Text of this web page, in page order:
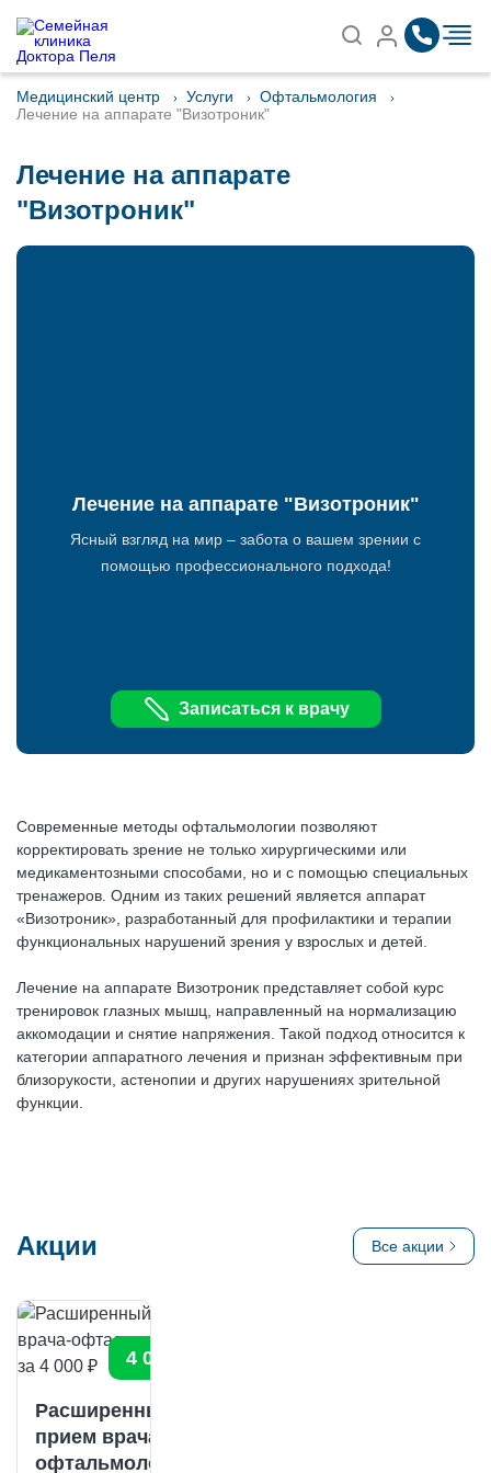
Медицинский центр Услуги
Офтальмология
Лечение на аппарате "Визотроник"
Лечение на аппарате
"Визотроник"
Лечение на аппарате "Визотроник"
Ясный взгляд на мир – забота о вашем зрении с
помощью профессионального подхода!
Записаться к врачу
Современные методы офтальмологии позволяют
корректировать зрение не только хирургическими или
медикаментозными способами, но и с помощью специальных
тренажеров. Одним из таких решений является аппарат
«Визотроник», разработанный для профилактики и терапии
функциональных нарушений зрения у взрослых и детей.
Лечение на аппарате Визотроник представляет собой курс
тренировок глазных мышц, направленный на нормализацию
аккомодации и снятие напряжения. Такой подход относится к
категории аппаратного лечения и признан эффективным при
близорукости, астенопии и других нарушениях зрительной
функции.
Акции Все акции
4 000 ₽
Расширенный
прием врача-
офтальмолога